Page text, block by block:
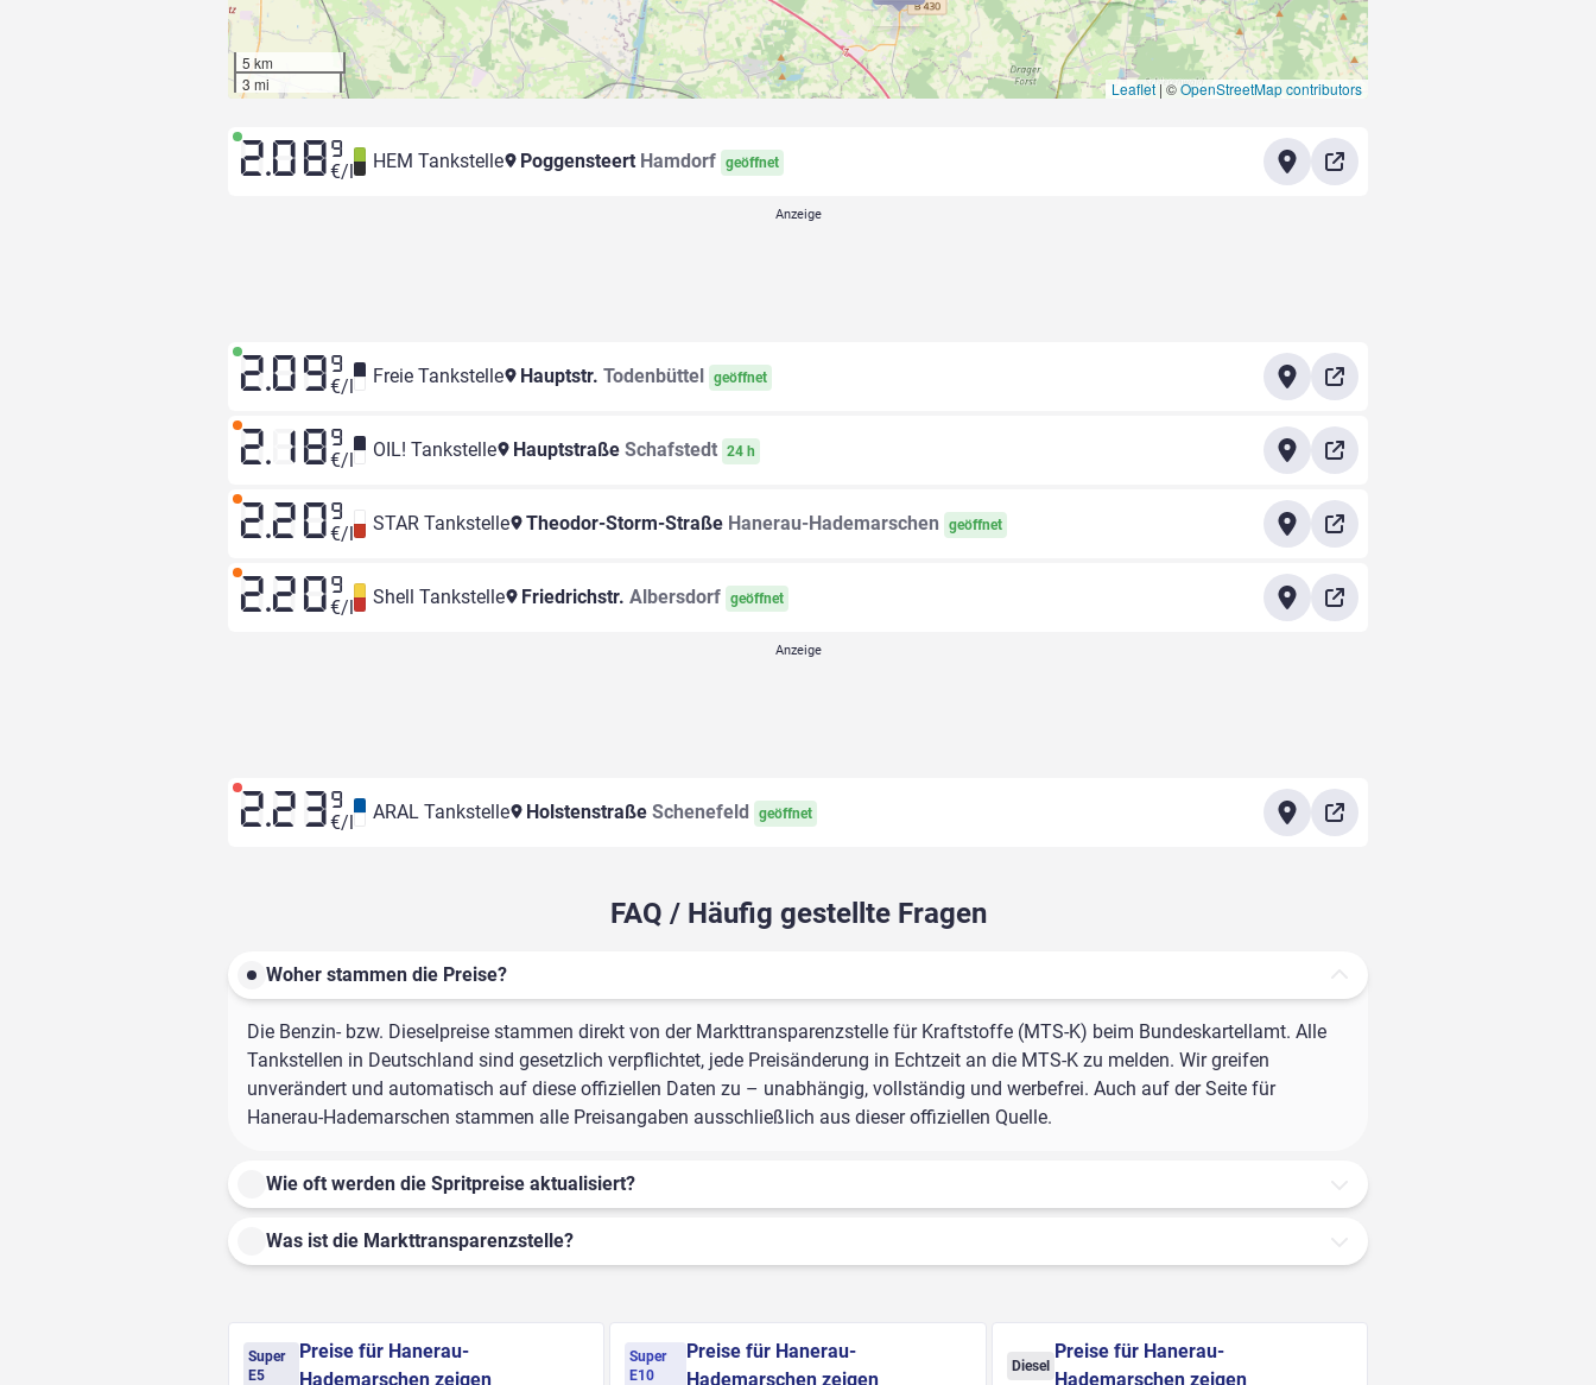
5 km
3 mi
Leaflet | ©OpenStreetMap contributors
2.08 9
€/l HEM Tankstelle Poggensteert Hamdorf geöffnet
2.09 9
€/l Freie Tankstelle Hauptstr. Todenbüttel geöffnet
2.18 9
€/l OIL! Tankstelle Hauptstraße Schafstedt 24 h
2.20 9
€/l STAR Tankstelle Theodor-Storm-Straße Hanerau-Hademarschen geöffnet
2.20 9
€/l Shell Tankstelle Friedrichstr. Albersdorf geöffnet
2.23 9
€/l ARAL Tankstelle Holstenstraße Schenefeld geöffnet
FAQ / Häufig gestellte Fragen
Woher stammen die Preise?
Die Benzin- bzw. Dieselpreise stammen direkt von der Markttransparenzstelle für Kraftstoffe (MTS-K) beim Bundeskartellamt. Alle
Tankstellen in Deutschland sind gesetzlich verpflichtet, jede Preisänderung in Echtzeit an die MTS-K zu melden. Wir greifen
unverändert und automatisch auf diese offiziellen Daten zu – unabhängig, vollständig und werbefrei. Auch auf der Seite für
Hanerau-Hademarschen stammen alle Preisangaben ausschließlich aus dieser offiziellen Quelle.
Wie oft werden die Spritpreise aktualisiert?
Was ist die Markttransparenzstelle?
Super
E5
Preise für Hanerau-
Hademarschen zeigen
Super
E10
Preise für Hanerau-
Hademarschen zeigen
Diesel
Preise für Hanerau-
Hademarschen zeigen